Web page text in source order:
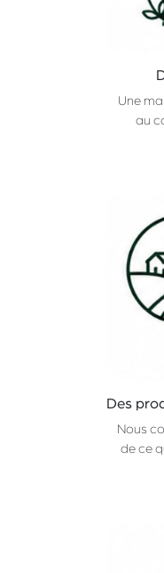
Une
au
Des
Nous
de ce